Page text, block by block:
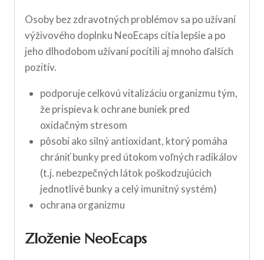
Osoby bez zdravotných problémov sa po užívaní
výživového doplnku NeoEcaps cítia lepšie a po
jeho dlhodobom užívaní pocítili aj mnoho ďalších
pozitív.
podporuje celkovú vitalizáciu organizmu tým,
že prispieva k ochrane buniek pred
oxidačným stresom
pôsobí ako silný antioxidant, ktorý pomáha
chrániť bunky pred útokom voľných radikálov
(t.j. nebezpečných látok poškodzujúcich
jednotlivé bunky a celý imunitný systém)
ochrana organizmu
Zloženie NeoEcaps